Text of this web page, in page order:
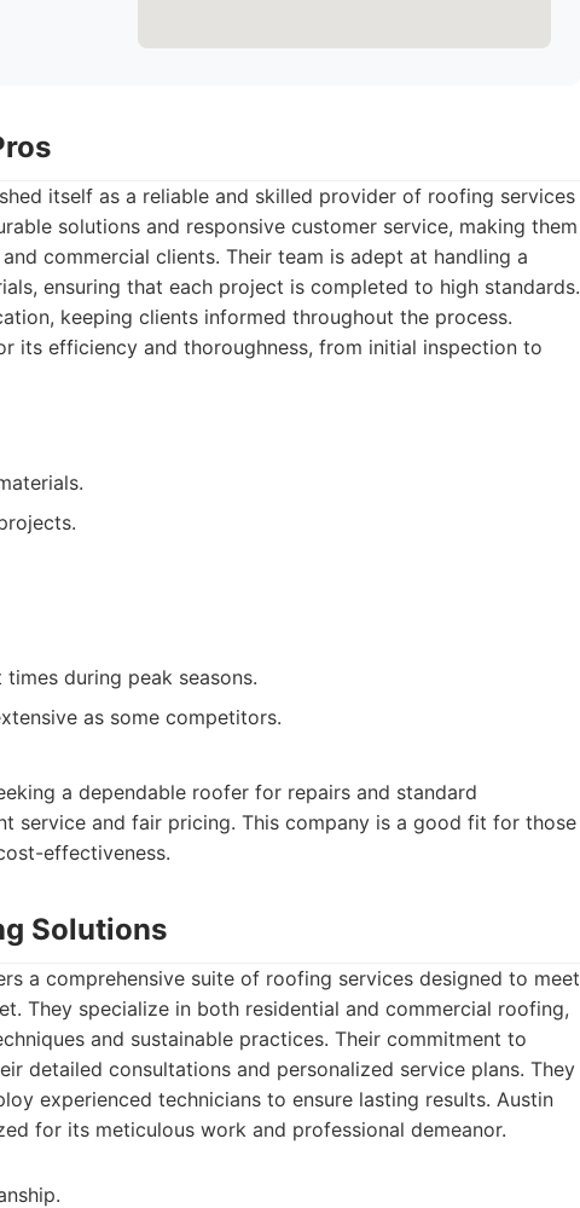
itself as a reliable and skilled provider of roofing services
solutions and responsive customer service, making them
commercial clients. Their team is adept at handling a
ensuring that each project is completed to high standards.
keeping clients informed throughout the process.
its efficiency and thoroughness, from initial inspection to
during peak seasons.
as some competitors.
a dependable roofer for repairs and standard
service and fair pricing. This company is a good fit for those
effectiveness.
Solutions
a comprehensive suite of roofing services designed to meet
They specialize in both residential and commercial roofing,
and sustainable practices. Their commitment to
detailed consultations and personalized service plans. They
experienced technicians to ensure lasting results. Austin
for its meticulous work and professional demeanor.